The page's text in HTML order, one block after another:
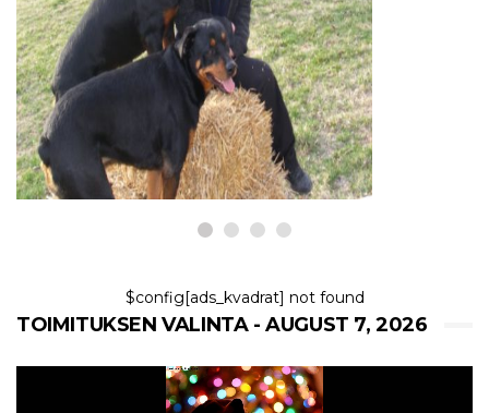
KOIRAT
Miksi koirani kuuntelee vain
miehiä?
$config[ads_kvadrat] not found
TOIMITUKSEN VALINTA - AUGUST 7, 2026